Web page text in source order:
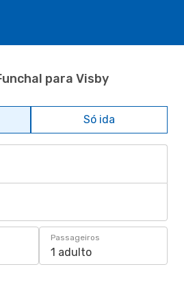
para Visby
Só ida
Passageiros
1 adulto